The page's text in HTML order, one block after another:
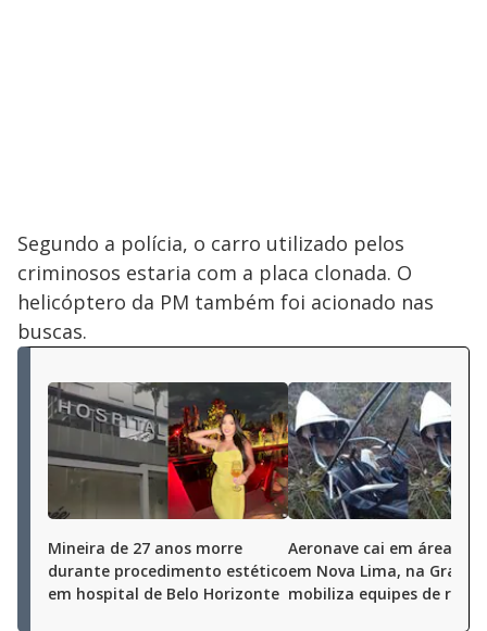
Segundo a polícia, o carro utilizado pelos
criminosos estaria com a placa clonada. O
helicóptero da PM também foi acionado nas
buscas.
Mineira de 27 anos morre
durante procedimento estético
em hospital de Belo Horizonte
Aeronave cai em área de
em Nova Lima, na Grande
mobiliza equipes de